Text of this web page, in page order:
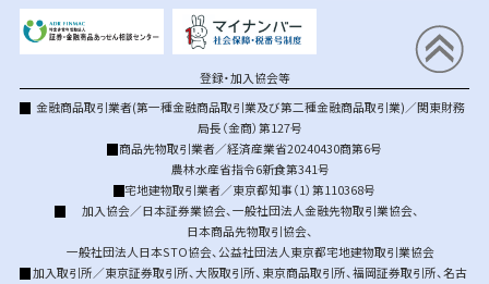
登録・加入協会等
金融商品取引業者(第一種金融商品取引業及び第二種金融商品取引業)／関東財務
局長（金商）第127号
商品先物取引業者／経済産業省20240430商第6号
農林水産省指令6新食第341号
宅地建物取引業者／東京都知事（1）第110368号
加入協会／日本証券業協会、一般社団法人金融先物取引業協会、
日本商品先物取引協会、
一般社団法人日本STO協会、公益社団法人東京都宅地建物取引業協会
加入取引所／東京証券取引所、大阪取引所、 東京商品取引所、福岡証券取引所、名古